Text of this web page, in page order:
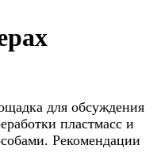
для обсуждения
пластмасс и
Рекомендации